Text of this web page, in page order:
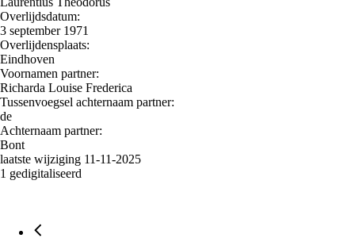
Overlijdsdatum:
3 september 1971
Overlijdensplaats:
Eindhoven
Voornamen partner:
Richarda Louise Frederica
Tussenvoegsel achternaam partner:
de
Achternaam partner:
Bont
laatste wijziging 11-11-2025
1 gedigitaliseerd